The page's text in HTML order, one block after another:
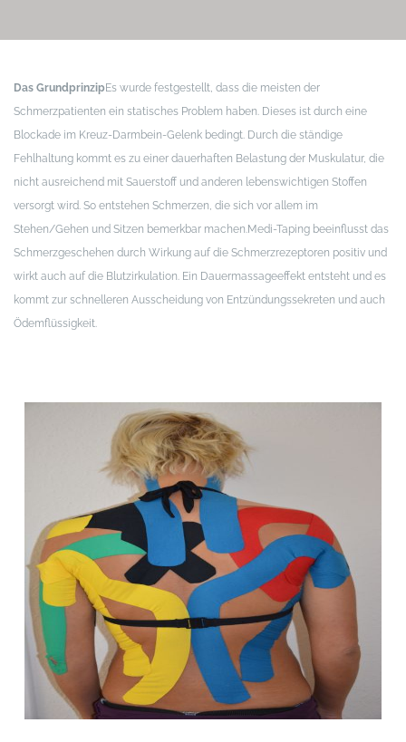
Das GrundprinzipEs wurde festgestellt, dass die meisten der
Schmerzpatienten ein statisches Problem haben. Dieses ist durch eine
Blockade im Kreuz-Darmbein-Gelenk bedingt. Durch die ständige
Fehlhaltung kommt es zu einer dauerhaften Belastung der Muskulatur, die
nicht ausreichend mit Sauerstoff und anderen lebenswichtigen Stoffen
versorgt wird. So entstehen Schmerzen, die sich vor allem im
Stehen/Gehen und Sitzen bemerkbar machen.Medi-Taping beeinflusst das
Schmerzgeschehen durch Wirkung auf die Schmerzrezeptoren positiv und
wirkt auch auf die Blutzirkulation. Ein Dauermassageeffekt entsteht und es
kommt zur schnelleren Ausscheidung von Entzündungssekreten und auch
Ödemflüssigkeit.